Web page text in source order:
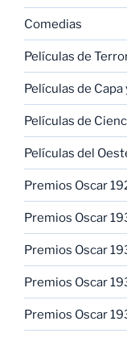
Comedias
Películas de
Películas de Capa
Películas de
Películas del
Premios Oscar
Premios Oscar
Premios Oscar
Premios Oscar
Premios Oscar